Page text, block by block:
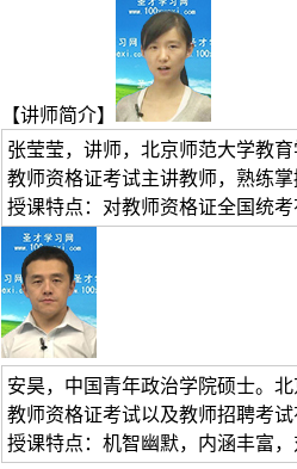
【讲师简介】
张莹莹，讲师，北京师范大学教
教师资格证考试主讲教师，熟练
授课特点：对教师资格证全国统
安昊，中国青年政治学院硕士。
教师资格证考试以及教师招聘考
授课特点：机智幽默，内涵丰富